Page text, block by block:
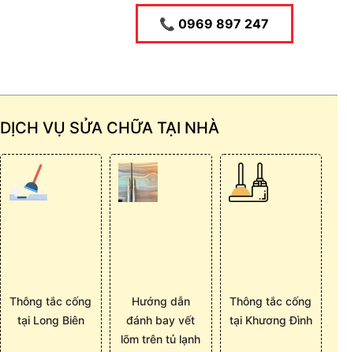
📞 0969 897 247
DỊCH VỤ SỬA CHỮA TẠI NHÀ
Thông tắc cống
tại Long Biên
Hướng dẫn
đánh bay vết
lõm trên tủ lạnh
Thông tắc cống
tại Khương Đình